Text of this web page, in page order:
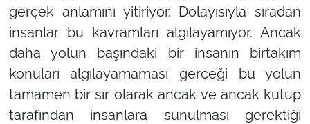
gerçek anlamını yitiriyor. Dolayısıyla sıradan
insanlar bu kavramları algılayamıyor. Ancak
daha yolun başındaki bir insanın birtakım
konuları algılayamaması gerçeği bu yolun
tamamen bir sır olarak ancak ve ancak kutup
tarafından insanlara sunulması gerektiği